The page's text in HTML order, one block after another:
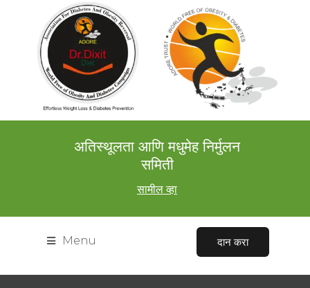
अतिस्थूलता आणि मधुमेह निर्मुलन
समिती
सामील व्हा
Menu दान करा